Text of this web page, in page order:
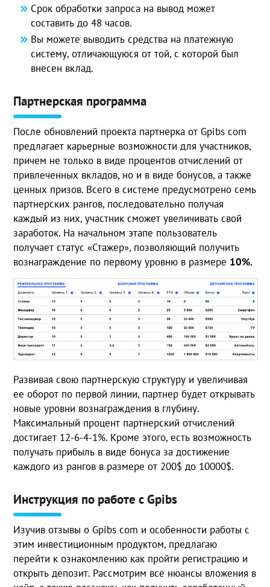
Срок обработки запроса на вывод может
составить до 48 часов.
Вы можете выводить средства на платежную
систему, отличающуюся от той, с которой был
внесен вклад.
Партнерская программа
После обновлений проекта партнерка от Gpibs com
предлагает карьерные возможности для участников,
причем не только в виде процентов отчислений от
привлеченных вкладов, но и в виде бонусов, а также
ценных призов. Всего в системе предусмотрено семь
партнерских рангов, последовательно получая
каждый из них, участник сможет увеличивать свой
заработок. На начальном этапе пользователь
получает статус «Стажер», позволяющий получить
вознаграждение по первому уровню в размере 10%.
Развивая свою партнерскую структуру и увеличивая
ее оборот по первой линии, партнер будет открывать
новые уровни вознаграждения в глубину.
Максимальный процент партнерский отчислений
достигает 12-6-4-1%. Кроме этого, есть возможность
получать прибыль в виде бонуса за достижение
каждого из рангов в размере от 200$ до 10000$.
Инструкция по работе с Gpibs
Изучив отзывы о Gpibs com и особенности работы с
этим инвестиционным продуктом, предлагаю
перейти к ознакомлению как пройти регистрацию и
открыть депозит. Рассмотрим все нюансы вложения в